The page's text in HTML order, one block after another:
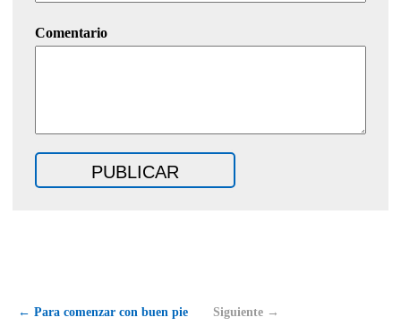
Comentario
← Para comenzar con buen pie Siguiente →